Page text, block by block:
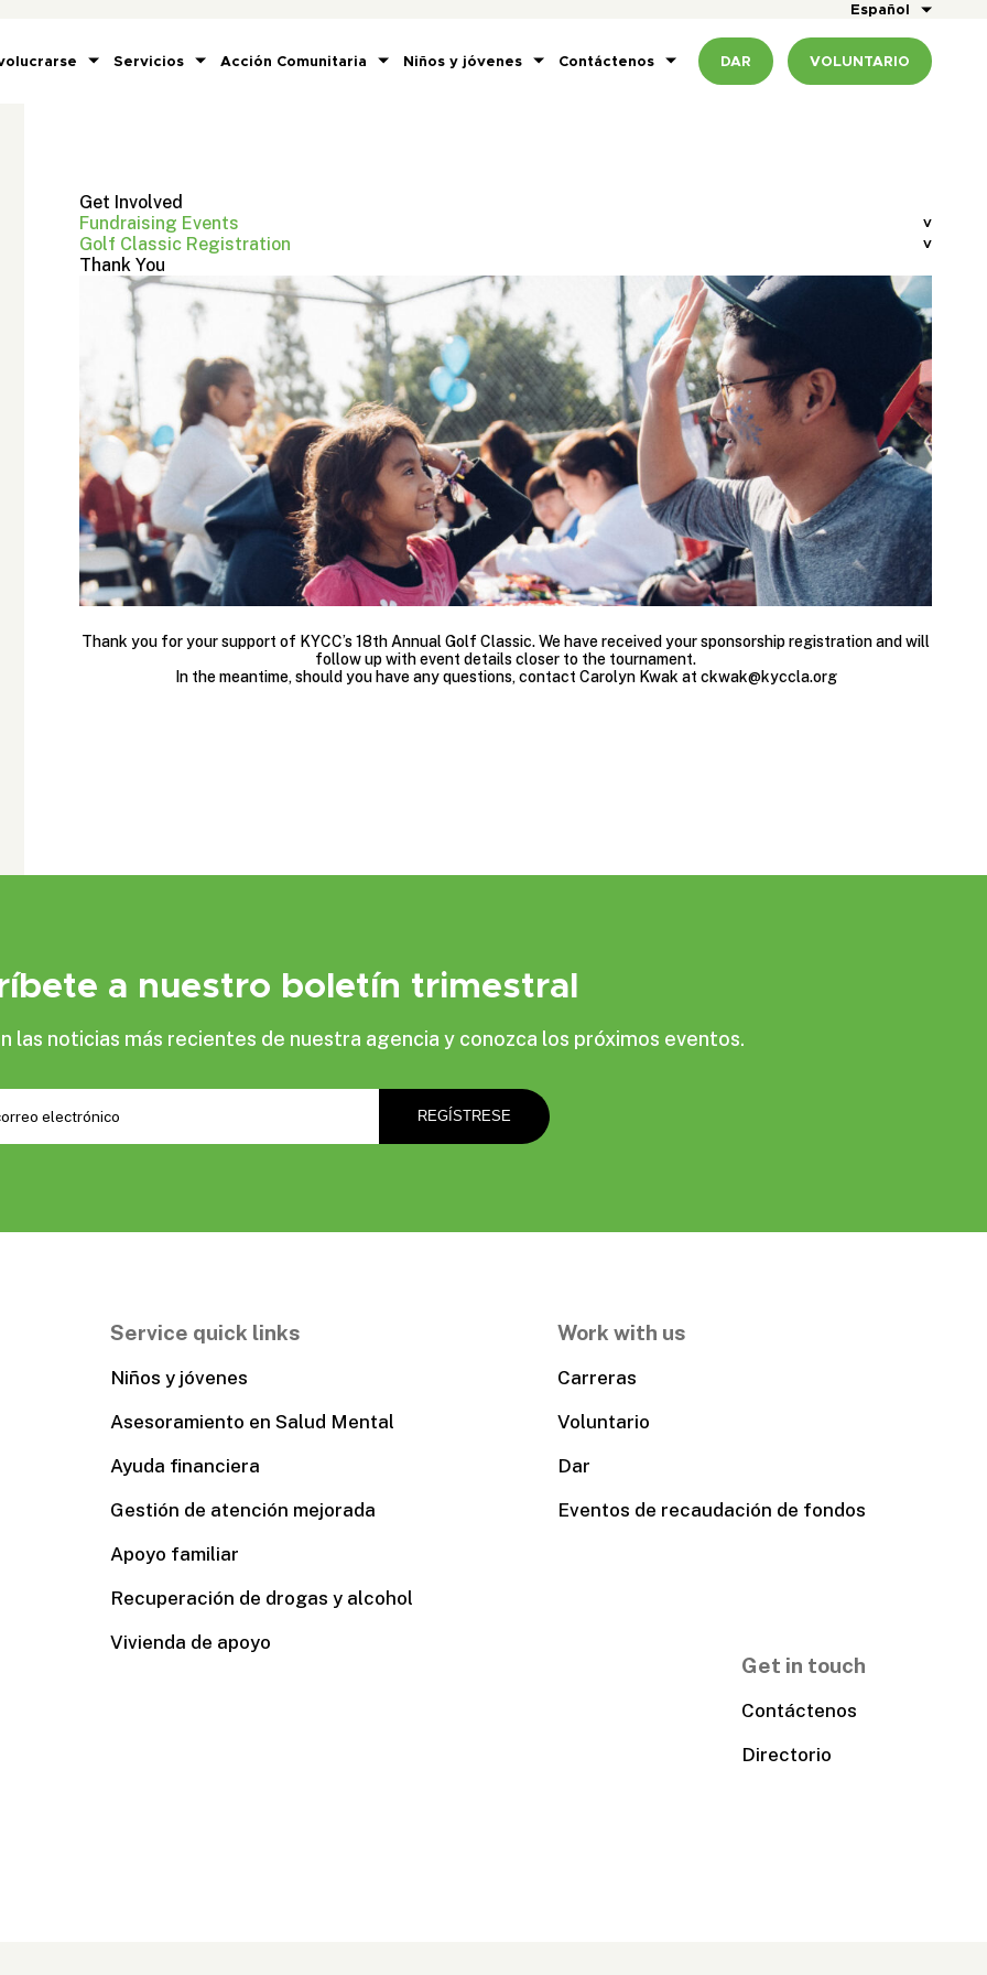
Español
Servicios Acción Comunitaria Niños y jóvenes Contáctenos DAR VOLUNTARIO
Get Involved
Fundraising Events
Golf Classic Registration
Thank You
Thank you for your support of KYCC’s 18th Annual Golf Classic. We have received your sponsorship registration and will
follow up with event details closer to the tournament.
In the meantime, should you have any questions, contact Carolyn Kwak at ckwak@kyccla.org
a nuestro boletín trimestral
las noticias más recientes de nuestra agencia y conozca los próximos eventos.
Service quick links
Niños y jóvenes
Asesoramiento en Salud Mental
Ayuda financiera
Gestión de atención mejorada
Apoyo familiar
Recuperación de drogas y alcohol
Vivienda de apoyo
Work with us
Carreras
Voluntario
Dar
Eventos de recaudación de fondos
Get in touch
Contáctenos
Directorio